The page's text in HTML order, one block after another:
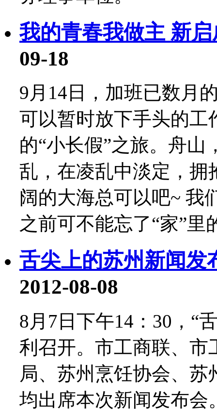
我的青春我做主 新
09-18
9月14日，加班已数月
可以暂时放下手头的工
的“小长假”之旅。舟山
乱，在凌乱中淡定，拥
阔的大海总可以吧~ 我
之前可不能忘了“家”
舌尖上的苏州新闻发
2012-08-08
8月7日下午14：30，“
利召开。市工商联、市
局、苏州烹饪协会、
均出席本次新闻发布会